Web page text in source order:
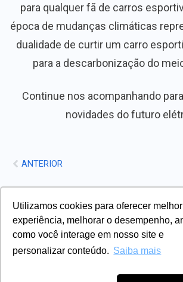
Utilizamos cookies para oferecer melhor
experiência, melhorar o desempenho,
como você interage em nosso site e
personalizar conteúdo. Saiba mais
para qualquer fã de carros
época de mudanças climáticas
dualidade de curtir um carro
para a descarbonização do
Continue nos acompanhando
novidades do futuro
ANTERIOR
Explorando novos horizontes com
inovação e estratégia. Estamos
para um amanhã mais conectado e